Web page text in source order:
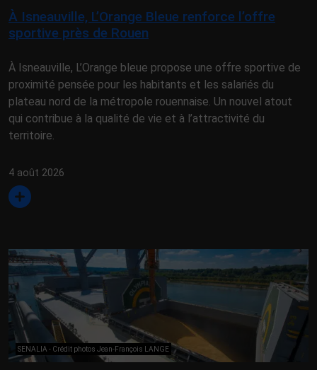
À Isneauville, L’Orange Bleue renforce l’offre
sportive près de Rouen
À Isneauville, L’Orange bleue propose une offre sportive de
proximité pensée pour les habitants et les salariés du
plateau nord de la métropole rouennaise. Un nouvel atout
qui contribue à la qualité de vie et à l’attractivité du
territoire.
4 août 2026
SENALIA - Crédit photos Jean-François LANGE